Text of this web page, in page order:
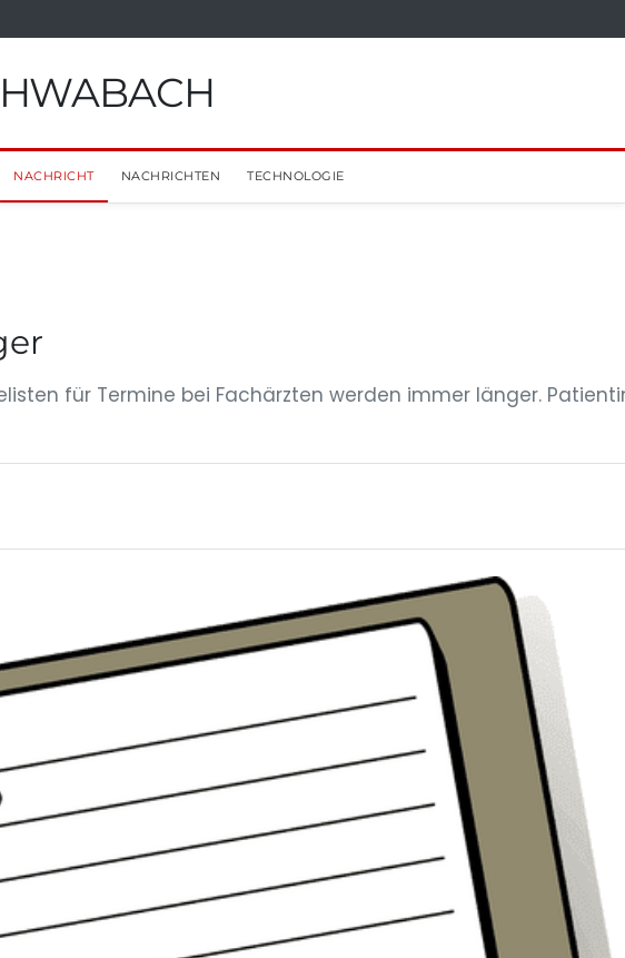
NACHRICHT NACHRICHTEN TECHNOLOGIE
für Termine bei Fachärzten werden immer länger.